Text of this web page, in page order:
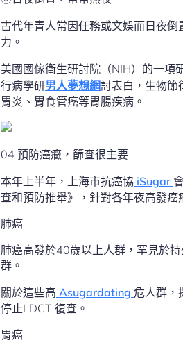
古代年青人常因任務或文娛而日夜倒
力。
美國國傢衛生研討院（NIH）的一項
行病學研男人夢想網討表白，生物節
胃炎、胃食管癌等胃腸疾病。
04 預防癌癥，篩查很主要
本年上半年，上海市抗癌協 iSugar
查和預防推舉》，針對各年夜高發癌
肺癌
肺癌高發於40歲以上人群，罕見於
群。
關於這些高 Asugardating 危人群，
停止LDCT 復查。
胃癌